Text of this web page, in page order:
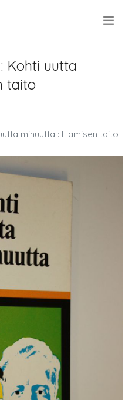
Kohti uutta
taito
minuutta : Elämisen taito